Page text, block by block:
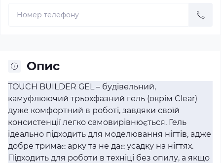
Опис
TOUCH BUILDER GEL – будівельний,
камуфлюючий трьохфазний гель (окрім Clear)
дуже комфортний в роботі, завдяки своїй
консистенції легко самовирівнюється. Гель
ідеально підходить для моделювання нігтів, адже
добре тримає арку та не дає усадку на нігтях.
Підходить для роботи в техніці без опилу, а якщо